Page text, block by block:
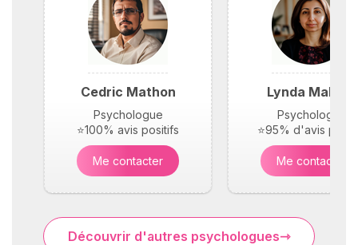
Cedric Mathon
Psychologue
⭐100% avis positifs
Me contacter
Lynda Maloufi
Psychologue
⭐95% d'avis
Me contacter
Découvrir d'autres psychologues